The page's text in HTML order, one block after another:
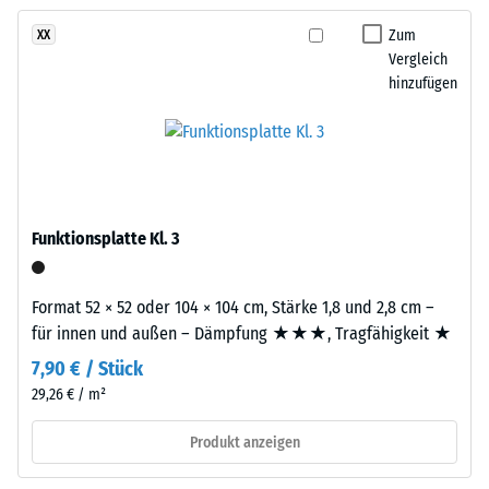
Sandtöne
geflochtenes
Naturfasermaterial
erinnert.
Material
Bestandteile
Aufbau
Scheinbare
– Skalenwert 3 =
deutliche Dämpfung
Rutschfestigkeit Klasse
DS (EN 14041) -
Gleitreibungskoeffizient
ca. 0,53
- Beständigkeit
Produkt
Zum
Vergleich
hinzufügen
XX
Funktionsplatte Kl. 3
Format 52 × 52 oder 104 × 104 cm, Stärke 1,8 und 2,8 cm –
für innen und außen – Dämpfung ★★★, Tragfähigkeit ★
7,90 € / Stück
29,26 € / m²
Produkt anzeigen